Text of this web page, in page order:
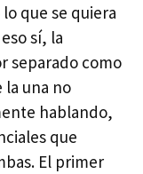
que se quiera
sí, la
separado como
la una no
hablando,
que
El primer